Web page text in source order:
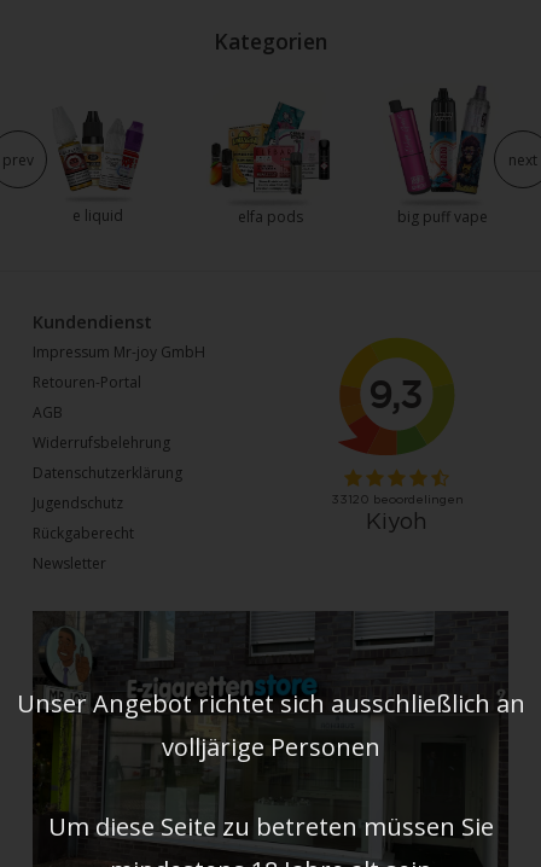
Kategorien
e liquid elfa pods big puff vape
prev next
Kundendienst
Impressum Mr-joy GmbH
Retouren-Portal
AGB
Widerrufsbelehrung
Datenschutzerklärung
Jugendschutz
Rückgaberecht
Newsletter
Unser Angebot richtet sich ausschließlich an
volljärige Personen
Um diese Seite zu betreten müssen Sie